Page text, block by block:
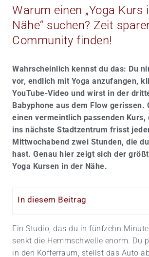
Warum einen „Yoga Kurs
Nähe“ suchen? Zeit
Community finden!
Wahrscheinlich kennst du das: Du
vor, endlich mit Yoga anzufangen,
YouTube-Video und wirst in der
Babyphone aus dem Flow gerissen.
einen vermeintlich passenden Kurs,
ins nächste Stadtzentrum frisst
Mittwochabend zwei Stunden, die
hast. Genau hier zeigt sich der
Yoga Kursen in der Nähe.
In diesem Beitrag
Ein Studio, das du in fünfzehn
senkt die Hemmschwelle enorm. Du
in den Kofferraum, stellst das Auto